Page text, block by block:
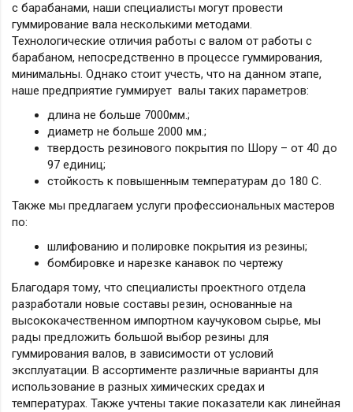
с барабанами, наши специалисты могут провести
гуммирование вала несколькими методами.
Технологические отличия работы с валом от работы с
барабаном, непосредственно в процессе гуммирования,
минимальны. Однако стоит учесть, что на данном этапе,
наше предприятие гуммирует валы таких параметров:
длина не больше 7000мм.;
диаметр не больше 2000 мм.;
твердость резинового покрытия по Шору – от 40 до
97 единиц;
стойкость к повышенным температурам до 180 С.
Также мы предлагаем услуги профессиональных мастеров
по:
шлифованию и полировке покрытия из резины;
бомбировке и нарезке канавок по чертежу
Благодаря тому, что специалисты проектного отдела
разработали новые составы резин, основанные на
высококачественном импортном каучуковом сырье, мы
рады предложить большой выбор резины для
гуммирования валов, в зависимости от условий
эксплуатации. В ассортименте различные варианты для
использование в разных химических средах и
температурах. Также учтены такие показатели как линейная